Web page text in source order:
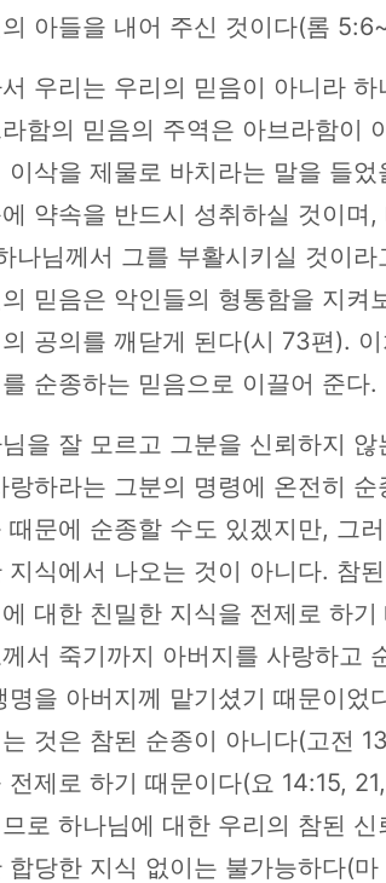
아들을 내어 주신 것이다(롬
우리는 우리의 믿음이 아니라
함의 믿음의 주역은 아브라함이
이삭을 제물로 바치라는 말을 들
약속을 반드시 성취하실 것이며
나님께서 그를 부활시키실 것이라
믿음은 악인들의 형통함을 지켜
공의를 깨닫게 된다(시 73편).
순종하는 믿음으로 이끌어 준다.
을 잘 모르고 그분을 신뢰하지
랑하라는 그분의 명령에 온전히
때문에 순종할 수도 있겠지만, 그
지식에서 나오는 것이 아니다. 참
대한 친밀한 지식을 전제로 하
서 죽기까지 아버지를 사랑하고
명을 아버지께 맡기셨기 때문이었
것은 참된 순종이 아니다(고전
전제로 하기 때문이다(요 14:15,
로 하나님에 대한 우리의 참된
합당한 지식 없이는 불가능하다(